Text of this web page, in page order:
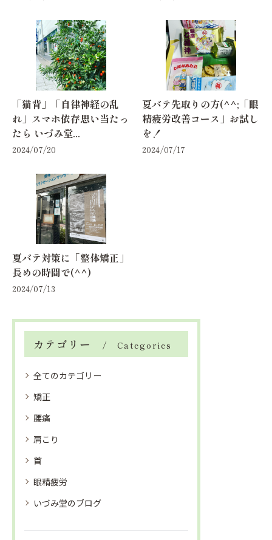
「猫背」「自律神経の乱
れ」スマホ依存思い当たっ
たら いづみ堂...
2024/07/20
夏バテ先取りの方(^^;「眼
精疲労改善コース」お試し
を！
2024/07/17
夏バテ対策に「整体矯正」
長めの時間で(^^)
2024/07/13
カテゴリー Categories
全てのカテゴリー
矯正
腰痛
肩こり
首
眼精疲労
いづみ堂のブログ